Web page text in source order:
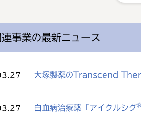
連事業の最新ニュース
大塚製薬のTranscend
白血病治療薬「アイクルシグ